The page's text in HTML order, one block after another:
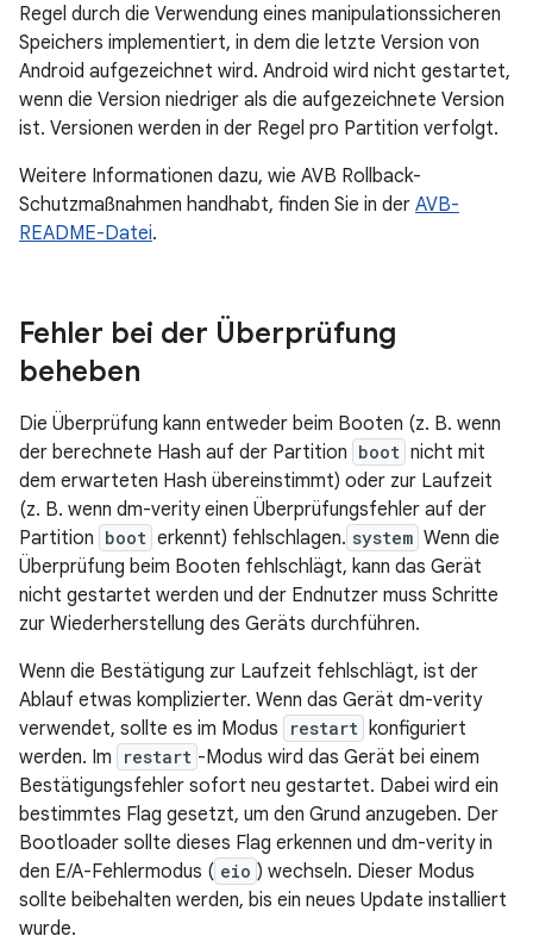
Regel durch die Verwendung eines manipulationssicheren
Speichers implementiert, in dem die letzte Version von
Android aufgezeichnet wird. Android wird nicht gestartet,
wenn die Version niedriger als die aufgezeichnete Version
ist. Versionen werden in der Regel pro Partition verfolgt.
Weitere Informationen dazu, wie AVB Rollback-
Schutzmaßnahmen handhabt, finden Sie in der AVB-
README-Datei.
Fehler bei der Überprüfung
beheben
Die Überprüfung kann entweder beim Booten (z. B. wenn
der berechnete Hash auf der Partition boot nicht mit
dem erwarteten Hash übereinstimmt) oder zur Laufzeit
(z. B. wenn dm-verity einen Überprüfungsfehler auf der
Partition boot erkennt) fehlschlagen. system Wenn die
Überprüfung beim Booten fehlschlägt, kann das Gerät
nicht gestartet werden und der Endnutzer muss Schritte
zur Wiederherstellung des Geräts durchführen.
Wenn die Bestätigung zur Laufzeit fehlschlägt, ist der
Ablauf etwas komplizierter. Wenn das Gerät dm-verity
verwendet, sollte es im Modus
restart konfiguriert
werden. Im
restart -Modus wird das Gerät bei einem
Bestätigungsfehler sofort neu gestartet. Dabei wird ein
bestimmtes Flag gesetzt, um den Grund anzugeben. Der
Bootloader sollte dieses Flag erkennen und dm-verity in
den E/A-Fehlermodus ( eio ) wechseln. Dieser Modus
sollte beibehalten werden, bis ein neues Update installiert
wurde.